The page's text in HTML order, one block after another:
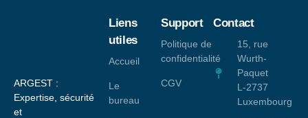
ARGEST :
Expertise, sécurité
et
Liens
utiles
Accueil
Le
bureau
Support
Politique de
confidentialité
CGV
Contact
15, rue
Wurth-
Paquet
L-2737
Luxembourg